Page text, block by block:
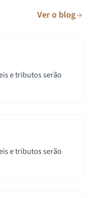
Ver o blog
e tributos serão
e tributos serão